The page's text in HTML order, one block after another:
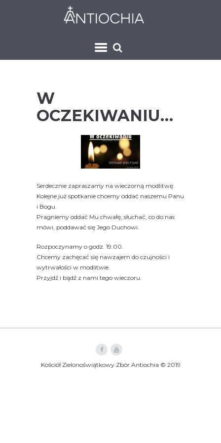
W
OCZEKIWANIU…
Serdecznie zapraszamy na wieczorną modlitwę.
Kolejne już spotkanie chcemy oddać naszemu Panu
i Bogu.
Pragniemy oddać Mu chwałę, słuchać, co do nas
mówi, poddawać się Jego Duchowi.
Rozpoczynamy o godz. 19.00.
Chcemy zachęcać się nawzajem do czujności i
wytrwałości w modlitwie.
Przyjdź i bądź z nami tego wieczoru.
Kościół Zielonoświątkowy Zbór Antiochia © 2019